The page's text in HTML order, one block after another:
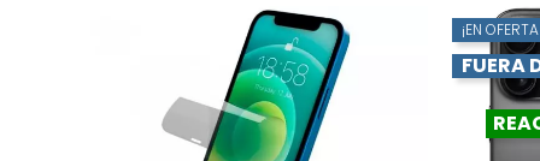
¡EN
FUERA